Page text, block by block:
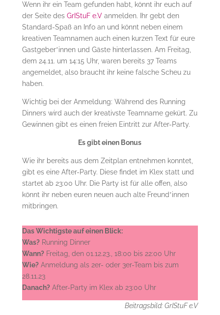
Wenn ihr ein Team gefunden habt, könnt ihr euch auf
der Seite des GrIStuF e.Vanmelden. Ihr gebt den
Standard-Spaß an Info an und könnt neben einem
kreativen Teamnamen auch einen kurzen Text für eure
Gastgeber*innen und Gäste hinterlassen. Am Freitag,
dem 24.11. um 14:15 Uhr, waren bereits 37 Teams
angemeldet, also braucht ihr keine falsche Scheu zu
haben.
Wichtig bei der Anmeldung: Während des Running
Dinners wird auch der kreativste Teamname gekürt. Zu
Gewinnen gibt es einen freien Eintritt zur After-Party.
Es gibt einen Bonus
Wie ihr bereits aus dem Zeitplan entnehmen konntet,
gibt es eine After-Party. Diese findet im Klex statt und
startet ab 23:00 Uhr. Die Party ist für alle offen, also
könnt ihr neben euren neuen auch alte Freund*innen
mitbringen.
Das Wichtigste auf einen Blick:
Was?Running Dinner
Wann?Freitag, den 01.12.23., 18:00 bis 22:00 Uhr
Wie?Anmeldung als 2er- oder 3er-Team bis zum
28.11.23
Danach?After-Party im Klex ab 23:00 Uhr
Beitragsbild: GrIStuF e.V